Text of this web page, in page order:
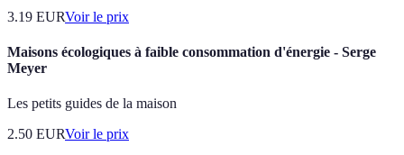
3.19 EURVoir le prix
Maisons écologiques à faible consommation d'énergie - Serge
Meyer
Les petits guides de la maison
2.50 EURVoir le prix